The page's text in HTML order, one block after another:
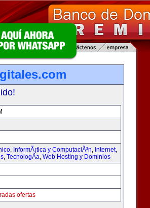
, InformÃ¡tica y ComputaciÃ³n, Internet,
, TecnologÃ­a, Web Hosting y Dominios
ofertas